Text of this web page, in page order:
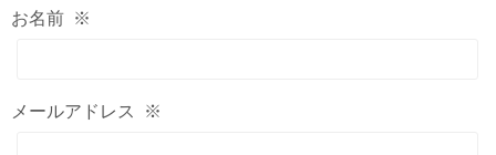
お名前 ※
メールアドレス ※